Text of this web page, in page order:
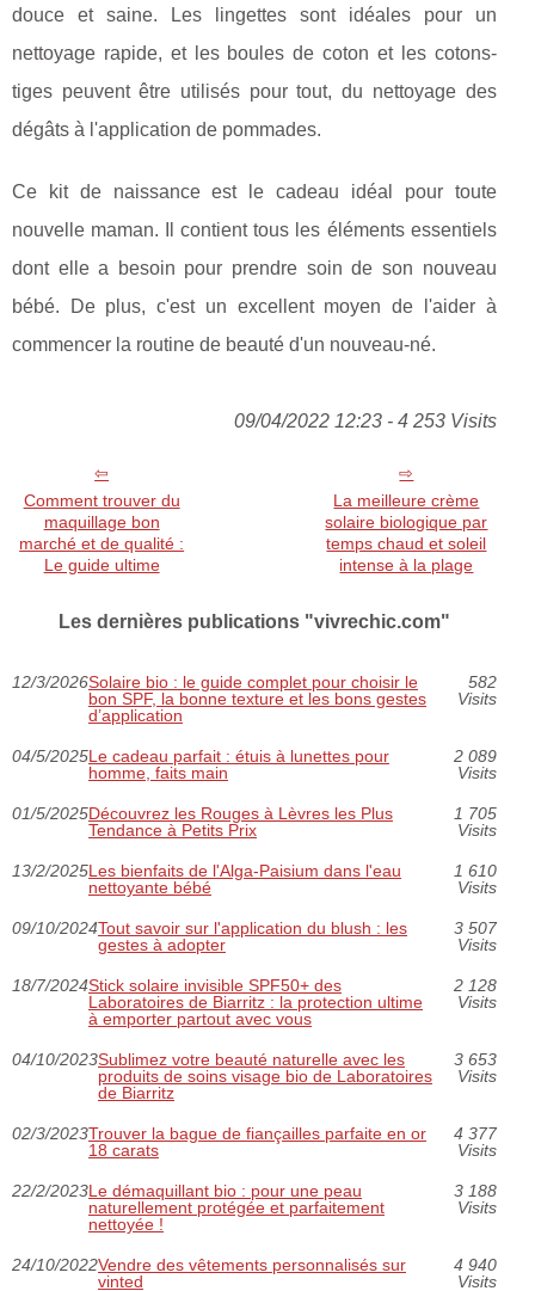
douce et saine. Les lingettes sont idéales pour un
nettoyage rapide, et les boules de coton et les cotons-
tiges peuvent être utilisés pour tout, du nettoyage des
dégâts à l'application de pommades.
Ce kit de naissance est le cadeau idéal pour toute
nouvelle maman. Il contient tous les éléments essentiels
dont elle a besoin pour prendre soin de son nouveau
bébé. De plus, c'est un excellent moyen de l'aider à
commencer la routine de beauté d'un nouveau-né.
09/04/2022 12:23 - 4 253 Visits
Comment trouver du
maquillage bon
marché et de qualité :
Le guide ultime
La meilleure crème
solaire biologique par
temps chaud et soleil
intense à la plage
Les dernières publications "vivrechic.com"
12/3/2026Solaire bio : le guide complet pour choisir le
bon SPF, la bonne texture et les bons gestes
d’application
582
Visits
04/5/2025Le cadeau parfait : étuis à lunettes pour
homme, faits main
2 089
Visits
01/5/2025Découvrez les Rouges à Lèvres les Plus
Tendance à Petits Prix
1 705
Visits
13/2/2025Les bienfaits de l'Alga-Paisium dans l'eau
nettoyante bébé
1 610
Visits
09/10/2024Tout savoir sur l'application du blush : les
gestes à adopter
3 507
Visits
18/7/2024Stick solaire invisible SPF50+ des
Laboratoires de Biarritz : la protection ultime
à emporter partout avec vous
2 128
Visits
04/10/2023Sublimez votre beauté naturelle avec les
produits de soins visage bio de Laboratoires
de Biarritz
3 653
Visits
02/3/2023Trouver la bague de fiançailles parfaite en or
18 carats
4 377
Visits
22/2/2023Le démaquillant bio : pour une peau
naturellement protégée et parfaitement
nettoyée !
3 188
Visits
24/10/2022Vendre des vêtements personnalisés sur
vinted
4 940
Visits